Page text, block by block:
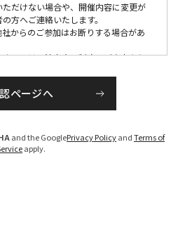
だけない場合や、開催内容に変更が
方へご連絡いたします。
からのご参加はお断りする場合があ
しては、法人会員制度のご案内より
・発送について】
とに発行のうえ各開催１か月前か
and the GooglePrivacy PolicyandTerms of
apply.